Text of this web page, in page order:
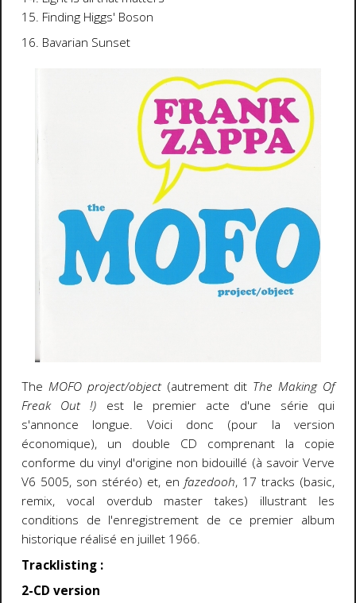
15. Finding Higgs' Boson
16. Bavarian Sunset
The MOFO project/object (autrement dit The Making Of
Freak Out !)
est le premier acte d'une série qui
s'annonce longue. Voici donc (pour la version
économique), un double CD comprenant la copie
conforme du vinyl d'origine non bidouillé (à savoir Verve
V6 5005, son stéréo) et, en fazedooh, 17 tracks (basic,
remix, vocal overdub master takes) illustrant les
conditions de l'enregistrement de ce premier album
historique réalisé en juillet 1966.
Tracklisting :
2-CD version